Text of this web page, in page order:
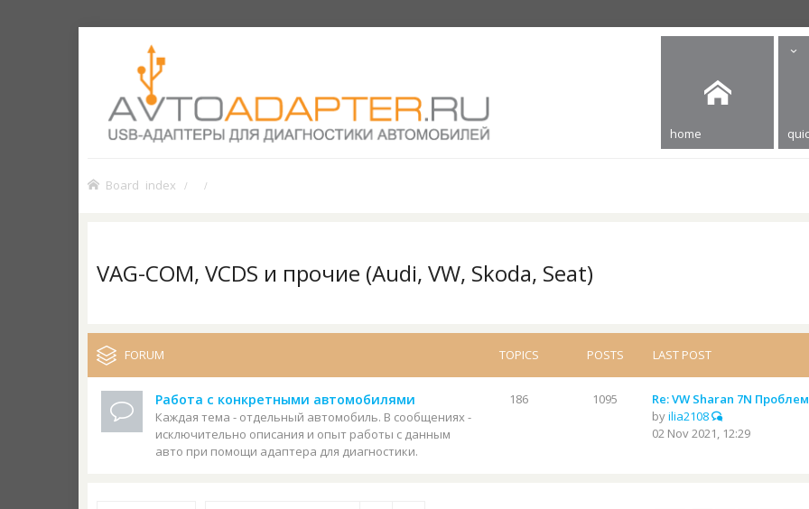
home
Board index
VAG-COM, VCDS и прочие (Audi, VW, Skoda, Seat)
FORUM TOPICS POSTS LAST POST
Работа с конкретными автомобилями
Каждая тема - отдельный автомобиль. В сообщениях -
исключительно описания и опыт работы с данным
авто при помощи адаптера для диагностики.
186 1095
Re: VW Sharan 7N
byilia2108
02 Nov 2021, 12:29